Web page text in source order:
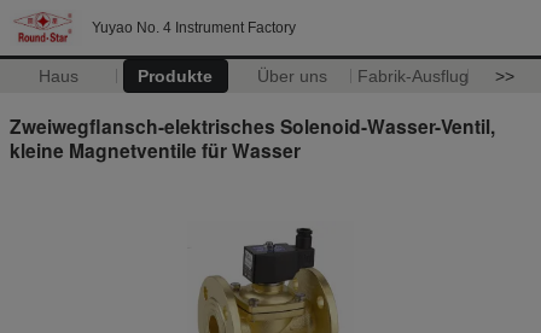
Yuyao No. 4 Instrument Factory
Haus Produkte Über uns Fabrik-Ausflug >>
Zweiwegflansch-elektrisches Solenoid-Wasser-Ventil,
kleine Magnetventile für Wasser